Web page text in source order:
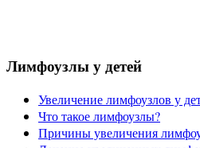
Лимфоузлы у детей
Увеличение лимфоузлов у
Что такое лимфоузлы?
Причины увеличения